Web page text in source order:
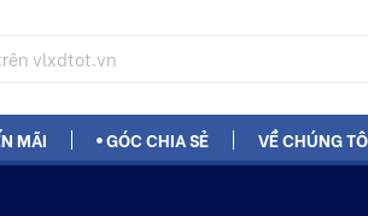
MÃI GÓC CHIA SẺ VỀ CHÚNG